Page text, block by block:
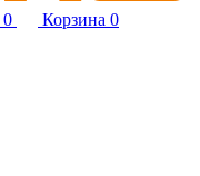
0 Корзина 0